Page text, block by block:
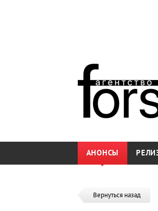
АНОНСЫ
Вернуться назад